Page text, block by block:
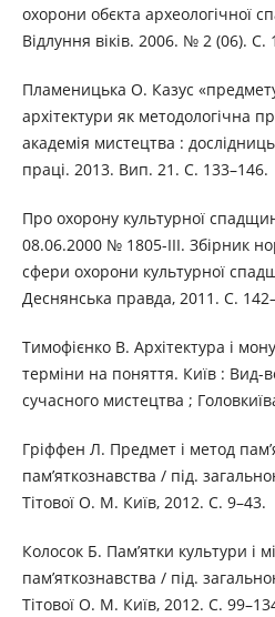
охорони обєкта археологічної
Відлуння віків. 2006. № 2 (06). С.
Пламеницька О. Казус
архітектури як методологічна
академія мистецтва :
праці. 2013. Вип. 21. С. 133–146.
Про охорону культурної
08.06.2000 № 1805-III. Збірник
сфери охорони культурної
Деснянська правда, 2011. С.
Тимофієнко В. Архітектура і
терміни на поняття. Київ : Вид-
сучасного мистецтва ;
Гріффен Л. Предмет і метод
пам’яткознавства / під.
Тітової О. М. Київ, 2012. С. 9–43.
Колосок Б. Пам’ятки культури і
пам’яткознавства / під.
Тітової О. М. Київ, 2012. С.